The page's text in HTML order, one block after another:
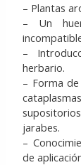
– Plantas
– Un
–
herbario.
– Forma
jarabes.
–
de